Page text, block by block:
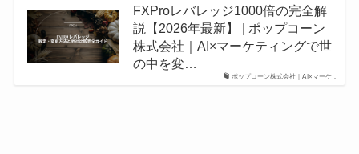
ポップコーン株式会社｜AI×マーケ…
FXProレバレッジ1000倍の完全解
説【2026年最新】 | ポップコーン
株式会社｜AI×マーケティングで世
の中を変…